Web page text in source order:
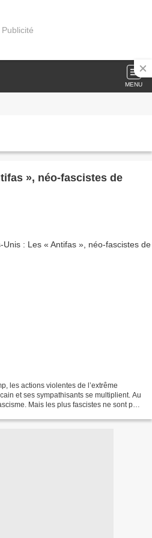
Publicité
MENU
», néo-fascistes de
les actions violentes de l’extrême
et ses sympathisants se multiplient. Au
Mais les plus fascistes ne sont pas